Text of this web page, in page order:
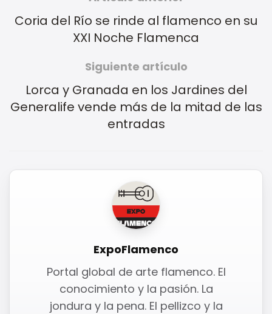
Coria del Río se rinde al flamenco en su
XXI Noche Flamenca
Siguiente artículo
Lorca y Granada en los Jardines del
Generalife vende más de la mitad de las
entradas
ExpoFlamenco
Portal global de arte flamenco. El
conocimiento y la pasión. La
jondura y la pena. El pellizco y la